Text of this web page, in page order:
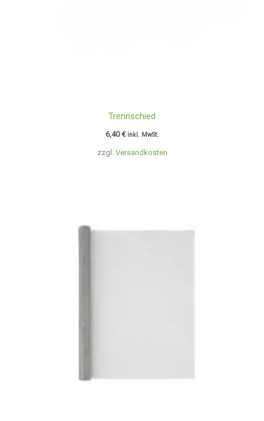
zzgl. Versandkosten
Trennschied
6,40€ inkl. MwSt.